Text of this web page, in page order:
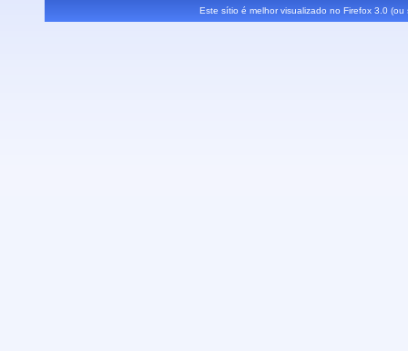
Este sítio é melhor visualizado no Firefox 3.0